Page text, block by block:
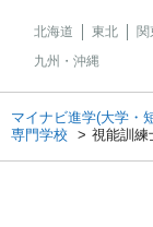
北海道 東北 関
九州・沖縄
マイナビ進学(大学・
専門学校
視能訓練